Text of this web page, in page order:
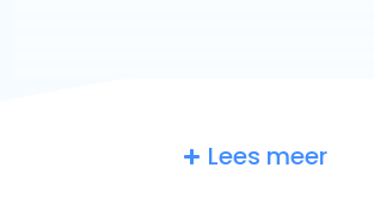
Lees meer